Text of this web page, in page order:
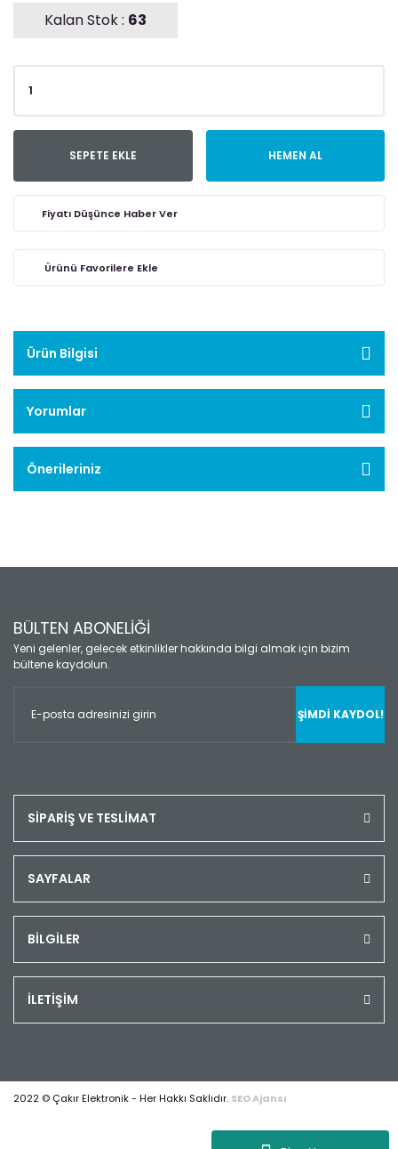
Kalan Stok : 63
SEPETE EKLE HEMEN AL
Fiyatı Düşünce Haber Ver
Ürün Bilgisi
Yorumlar
Önerileriniz
BÜLTEN ABONELİĞİ
Yeni gelenler, gelecek etkinlikler hakkında bilgi almak için bizim
bültene kaydolun.
ŞİMDİ KAYDOL!
SİPARİŞ VE TESLİMAT
SAYFALAR
BİLGİLER
İLETİŞİM
2022 © Çakır Elektronik - Her Hakkı Saklıdır. SEO Ajansı